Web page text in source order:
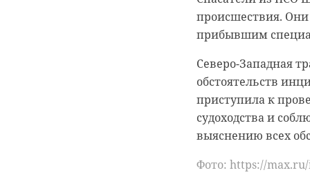
происшествия.
прибывшим
Северо-Западная
обстоятельств
приступила к
судоходства и
выяснению всех
Фото: https://max.ru/
финансовой
Подсудимый вину
что на
воспринял начало
средства на нужды
в мессенджерах.
режима с
Подписывайтесь
В Петербурге и
День Победы. Люди
видеозаписями.
событий.